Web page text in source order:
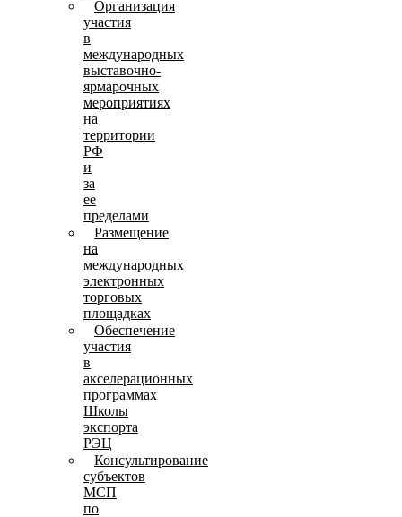
Организация
участия
в
международных
выставочно-
ярмарочных
мероприятиях
на
территории
РФ
и
за
ее
пределами
Размещение
на
международных
электронных
торговых
площадках
Обеспечение
участия
в
акселерационных
программах
Школы
экспорта
РЭЦ
Консультирование
субъектов
МСП
по